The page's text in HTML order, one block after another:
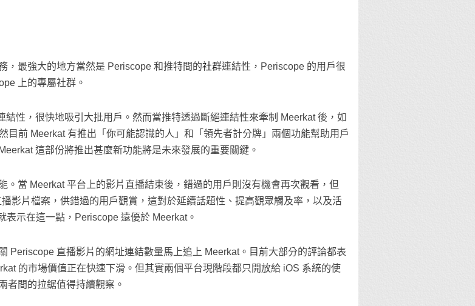
，最強大的地方當然是 Periscope 和推特間的社群連結性，Periscope 的用戶很
上的專屬社群。
結性，很快地吸引大批用戶。然而當推特透過斷絕連結性來牽制 Meerkat 後，如
目前 Meerkat 有推出「你可能認識的人」和「領先者計分牌」兩個功能幫助用戶
這部份將推出甚麼新功能將是未來發展的重要關鍵。
。當 Meerkat 平台上的影片直播結束後，錯過的用戶則沒有機會再次觀看，但
影片檔案，供錯過的用戶觀賞，這對於延續話題性、提高觀眾觸及率，以及活
示在這一點，Periscope 遠優於 Meerkat。
Periscope 直播影片的網址連結數量馬上追上 Meerkat。目前大部分的評論都表
的市場價值正在快速下滑。但其實兩個平台現階段都只開放給 iOS 系統的使
者間的拉鋸值得持續觀察。